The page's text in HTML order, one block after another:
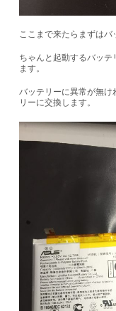
ここまで来たらまずはバ
ちゃんと起動するバッ
ます。
バッテリーに異常が無け
リーに交換します。